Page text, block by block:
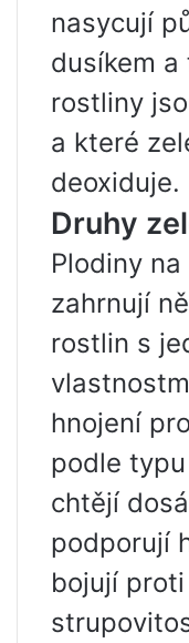
nasycují
dusíkem
rostliny
a které
deoxiduje.
Druhy
Plodiny
zahrnují
rostlin s
hnojení
podle
chtějí
podporují
bojují